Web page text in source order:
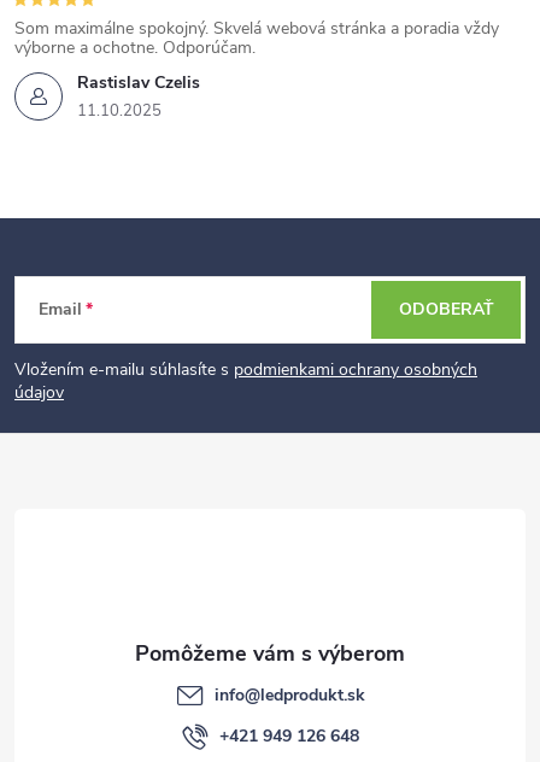
Rastislav Czelis
11.10.2025
Som maximálne spokojný. Skvelá webová stránka a poradia vždy
výborne a ochotne. Odporúčam.
t
Email
Vložením e-mailu súhlasíte s podmienkami ochrany osobných
údajov
ODOBERAŤ
info@ledprodukt.sk
+421 949 126 648